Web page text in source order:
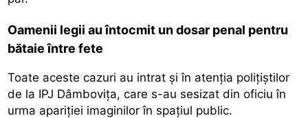
Oamenii legii au întocmit un dosar penal pentru
bătaie între fete
Toate aceste cazuri au intrat şi în atenţia poliţiştilor
de la IPJ Dâmboviţa, care s-au sesizat din oficiu în
urma apariţiei imaginilor în spaţiul public.